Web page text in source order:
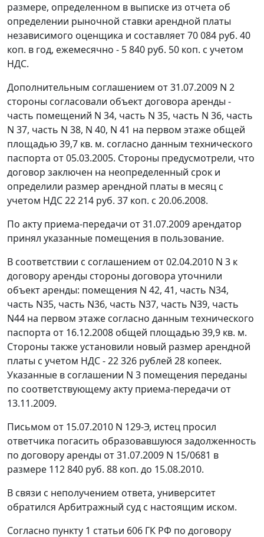
размере, определенном в выписке из отчета об
определении рыночной ставки арендной платы
независимого оценщика и составляет 70 084 руб. 40
коп. в год, ежемесячно - 5 840 руб. 50 коп. с учетом
НДС.
Дополнительным соглашением от 31.07.2009 N 2
стороны согласовали объект договора аренды -
часть помещений N 34, часть N 35, часть N 36, часть
N 37, часть N 38, N 40, N 41 на первом этаже общей
площадью 39,7 кв. м. согласно данным технического
паспорта от 05.03.2005. Стороны предусмотрели, что
договор заключен на неопределенный срок и
определили размер арендной платы в месяц с
учетом НДС 22 214 руб. 37 коп. с 20.06.2008.
По акту приема-передачи от 31.07.2009 арендатор
принял указанные помещения в пользование.
В соответствии с соглашением от 02.04.2010 N 3 к
договору аренды стороны договора уточнили
объект аренды: помещения N 42, 41, часть N34,
часть N35, часть N36, часть N37, часть N39, часть
N44 на первом этаже согласно данным технического
паспорта от 16.12.2008 общей площадью 39,9 кв. м.
Стороны также установили новый размер арендной
платы с учетом НДС - 22 326 рублей 28 копеек.
Указанные в соглашении N 3 помещения переданы
по соответствующему акту приема-передачи от
13.11.2009.
Письмом от 15.07.2010 N 129-Э, истец просил
ответчика погасить образовавшуюся задолженность
по договору аренды от 31.07.2009 N 15/0681 в
размере 112 840 руб. 88 коп. до 15.08.2010.
В связи с неполучением ответа, университет
обратился Арбитражный суд с настоящим иском.
Согласно пункту 1 статьи 606 ГК РФ по договору